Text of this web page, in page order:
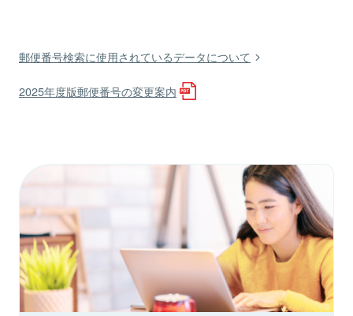
郵便番号検索に使用されているデータについて
2025年度版郵便番号の変更案内